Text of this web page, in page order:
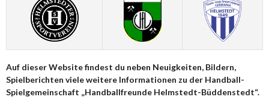
Auf dieser Website findest du neben Neuigkeiten, Bildern,
Spielberichten viele weitere Informationen zu der Handball-
Spielgemeinschaft „Handballfreunde Helmstedt-Büddenstedt“.